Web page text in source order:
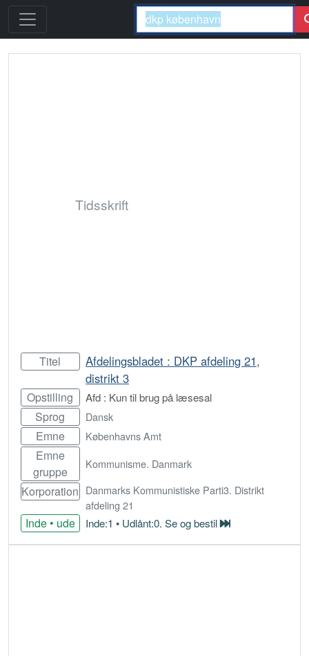
Tidsskrift
Titel
Afdelingsbladet : DKP afdeling 21,
distrikt 3
Opstilling Afd : Kun til brug på læsesal
Sprog Dansk
Emne Københavns Amt
Emne
gruppe
Kommunisme. Danmark
Korporation Danmarks Kommunistiske Parti3. Distrikt
afdeling 21
Inde • ude Inde:1 • Udlånt:0. Se og bestil
Bestil